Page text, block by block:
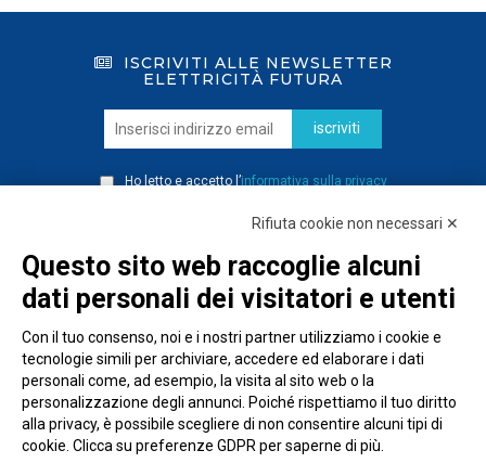
ISCRIVITI ALLE NEWSLETTER
ELETTRICITÀ FUTURA
iscriviti
Ho letto e accetto l’informativa sulla privacy
Rifiuta cookie non necessari ✕
Questo sito web raccoglie alcuni
dati personali dei visitatori e utenti
Con il tuo consenso, noi e i nostri partner utilizziamo i cookie e
tecnologie simili per archiviare, accedere ed elaborare i dati
personali come, ad esempio, la visita al sito web o la
personalizzazione degli annunci. Poiché rispettiamo il tuo diritto
alla privacy, è possibile scegliere di non consentire alcuni tipi di
cookie. Clicca su preferenze GDPR per saperne di più.